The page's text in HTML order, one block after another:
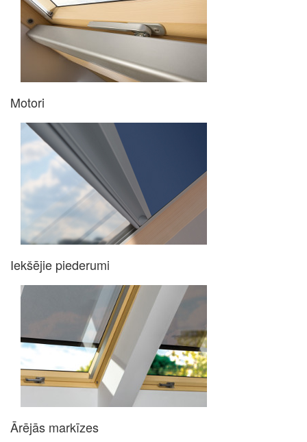
Motori
Iekšējie piederumi
Ārējās markīzes